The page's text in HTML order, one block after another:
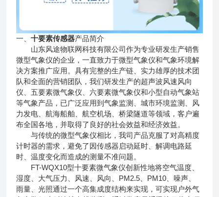
一、十要素传感器产品简介
山东风途物联网科技有限公司作为专业研发生产销售
微型气象仪的企业，一直致力于微型气象仪和气象环境解
决方案推广应用。具有完整的生产链、实力雄厚的技术团
队和全面的营销团队，我们研发生产的超声波风速风向
仪、五要素微气象仪、六要素微气象仪和小型自动气象站
等气象产品，已广泛应用到气象监测、城市环境监测、风
力发电、航海船舶、航空机场、桥梁隧道等领域，客户遍
布全国各地，并取得了良好的社会效益和经济效益。
与传统的微型气象仪相比，我司产品克服了对高精度
计时器的需求，避免了因传感器启动延时、解调电路延
时、温度变化而造成的测量不准问题。
FT-WQX10型十要素微气象仪创新性地将空气温度、
湿度、大气压力、风速、风向、PM2.5、PM10、噪声、
雨量、光照通过一个高集成度结构来实现，可实现户外气